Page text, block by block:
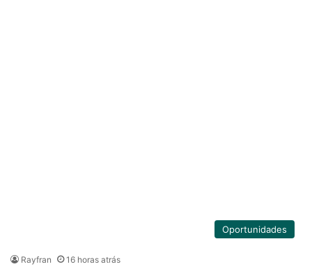
Oportunidades
Rayfran 16 horas atrás